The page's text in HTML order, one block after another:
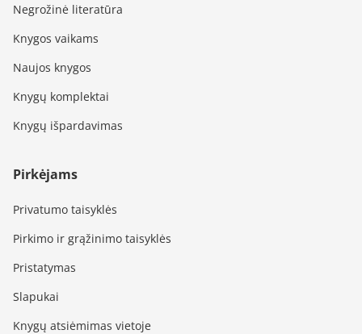
Negrožinė literatūra
Knygos vaikams
Naujos knygos
Knygų komplektai
Knygų išpardavimas
Pirkėjams
Privatumo taisyklės
Pirkimo ir grąžinimo taisyklės
Pristatymas
Slapukai
Knygų atsiėmimas vietoje